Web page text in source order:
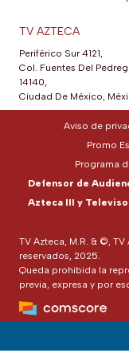
TV AZTECA
Periférico Sur 4121,
Col. Fuentes Del
14140,
Ciudad De México,
TV Azteca, M.R. & ©,
reservados, 2025.
Queda prohibida la
previa, expresa y por
Aviso de
Promo
Programa
Defensor de
Azteca III y